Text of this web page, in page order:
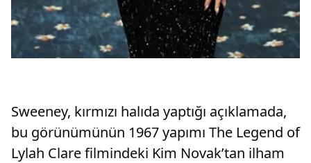
Sweeney, kırmızı halıda yaptığı açıklamada,
bu görünümünün 1967 yapımı The Legend of
Lylah Clare filmindeki Kim Novak’tan ilham